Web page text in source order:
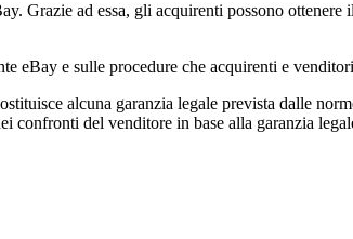
Grazie ad essa, gli acquirenti possono
eBay e sulle procedure che acquirenti e
alcuna garanzia legale prevista dalle
confronti del venditore in base alla garanzia